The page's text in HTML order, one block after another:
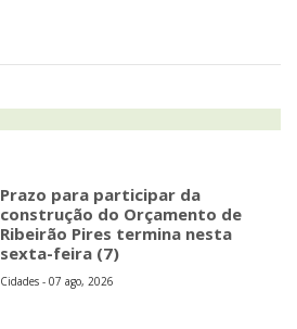
Prazo para participar da
construção do Orçamento de
Ribeirão Pires termina nesta
sexta-feira (7)
Cidades - 07 ago, 2026